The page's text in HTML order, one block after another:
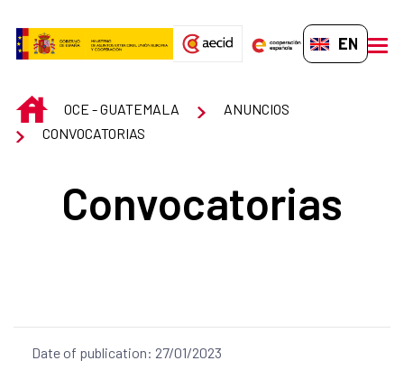
EN-GB
INICIOOCE - GUATEMALA
ANUNCIOS
CONVOCATORIAS
Convocatorias
Date of publication: 27/01/2023